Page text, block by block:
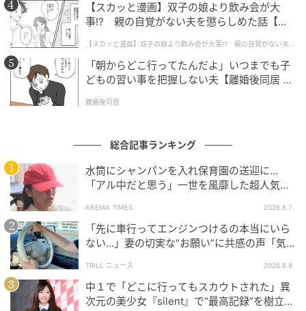
エキサイトニュース
【スカッと漫画】双子の娘より飲み会が大
事!? 親の自覚がない夫を懲らしめた話【第1
【スカッと漫画】双子の娘より飲み会が大事!? 親の自覚がない夫を
懲らしめた話
「朝からどこ行ってたんだよ」いつまでも子
どもの習い事を把握しない夫【離婚後同居 Vo
離婚後同居
総合記事ランキング
水筒にシャンパンを入れ保育園の送迎に…
「アル中だと思う」一世を風靡した超人気タ
ABEMA TIMES 2026.8.7
「先に車行ってエンジンつけるの本当にいら
ない…」妻の切実な“お願い”に共感の声「気
TRILL ニュース 2026.8.8
中１で「どこに行ってもスカウトされた」異
次元の美少女『silent』で“最高記録”を樹立し